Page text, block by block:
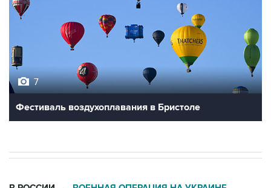
Фестиваль воздухоплавания в Бристоле